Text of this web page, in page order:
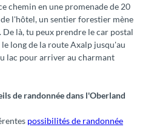
chemin en une promenade de 20
l'hôtel, un sentier forestier mène
De là, tu peux prendre le car postal
long de la route Axalp jusqu'au
lac pour arriver au charmant
de randonnée dans l'Oberland
possibilités de randonnée